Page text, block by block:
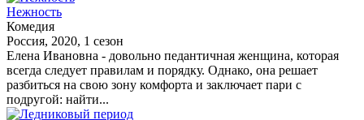
Нежность
Комедия
Россия, 2020, 1 сезон
Елена Ивановна - довольно педантичная женщина, которая
всегда следует правилам и порядку. Однако, она решает
разбиться на свою зону комфорта и заключает пари с
подругой: найти...